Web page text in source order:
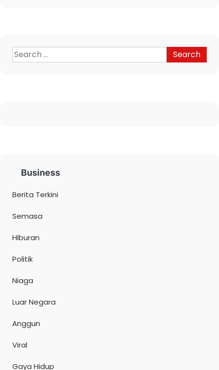
Business
Berita Terkini
Semasa
Hiburan
Politik
Niaga
Luar Negara
Anggun
Viral
Gaya Hidup